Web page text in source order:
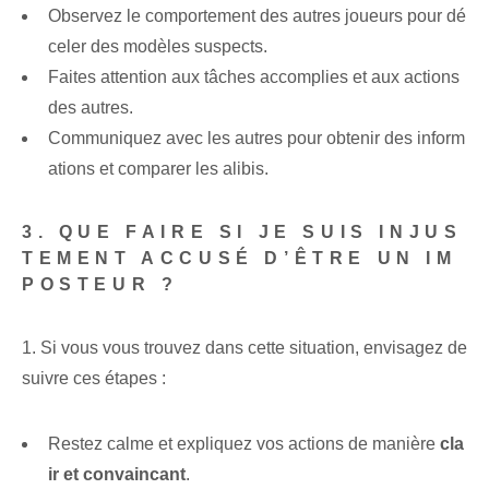
Observez le comportement des autres joueurs pour dé
celer des modèles suspects.
Faites attention aux tâches accomplies et aux actions
des autres.
Communiquez avec les autres pour obtenir des inform
ations et comparer les alibis.
3. QUE FAIRE SI JE SUIS INJUS
TEMENT ACCUSÉ D’ÊTRE UN IM
POSTEUR ?
1. Si vous vous trouvez dans cette situation, envisagez de
suivre ces étapes :
Restez calme et expliquez vos actions de manière cla
ir et convaincant.